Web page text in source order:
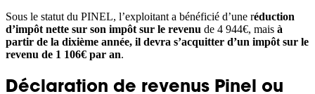
Sous le statut du PINEL, l’exploitant a bénéficié d’une réduction
d’impôt nette sur son impôt sur le revenu de 4 944€, mais à
partir de la dixième année, il devra s’acquitter d’un impôt sur le
revenu de 1 106€ par an.
Déclaration de revenus Pinel ou